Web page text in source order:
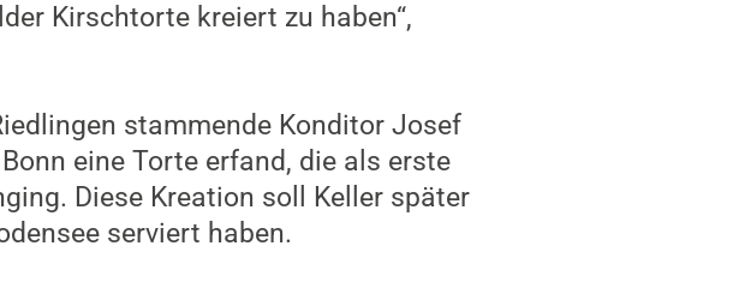
Kirschtorte kreiert zu haben“,
stammende Konditor Josef
eine Torte erfand, die als erste
Diese Kreation soll Keller später
serviert haben.